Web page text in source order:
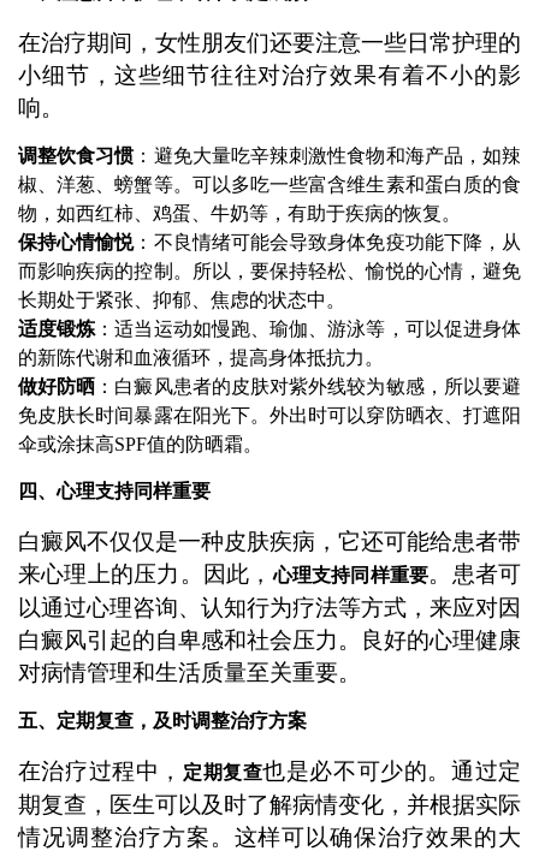
在治疗期间，女性朋友们还要注意一些日常护理的
小细节，这些细节往往对治疗效果有着不小的影
响。
调整饮食习惯：避免大量吃辛辣刺激性食物和海产品，如辣
椒、洋葱、螃蟹等。可以多吃一些富含维生素和蛋白质的食
物，如西红柿、鸡蛋、牛奶等，有助于疾病的恢复。
保持心情愉悦：不良情绪可能会导致身体免疫功能下降，从
而影响疾病的控制。所以，要保持轻松、愉悦的心情，避免
长期处于紧张、抑郁、焦虑的状态中。
适度锻炼 ：适当运动如慢跑、瑜伽、游泳等，可以促进身体
的新陈代谢和血液循环，提高身体抵抗力。
做好防晒 ：白癜风患者的皮肤对紫外线较为敏感，所以要避
免皮肤长时间暴露在阳光下。外出时可以穿防晒衣、打遮阳
伞或涂抹高SPF值的防晒霜。
四、心理支持同样重要
白癜风不仅仅是一种皮肤疾病，它还可能给患者带
来心理上的压力。因此，心理支持同样重要。患者可
以通过心理咨询、认知行为疗法等方式，来应对因
白癜风引起的自卑感和社会压力。良好的心理健康
对病情管理和生活质量至关重要。
五、定期复查，及时调整治疗方案
在治疗过程中， 定期复查也是必不可少的。通过定
期复查，医生可以及时了解病情变化，并根据实际
情况调整治疗方案。这样可以确保治疗效果的大